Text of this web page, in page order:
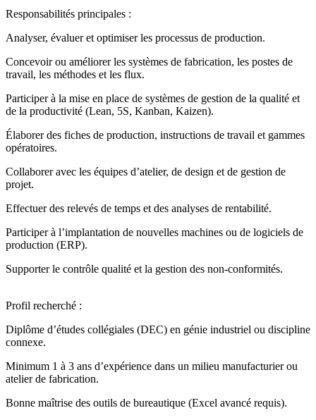
Responsabilités principales :
Analyser, évaluer et optimiser les processus de production.
Concevoir ou améliorer les systèmes de fabrication, les postes de
travail, les méthodes et les flux.
Participer à la mise en place de systèmes de gestion de la qualité et
de la productivité (Lean, 5S, Kanban, Kaizen).
Élaborer des fiches de production, instructions de travail et gammes
opératoires.
Collaborer avec les équipes d’atelier, de design et de gestion de
projet.
Effectuer des relevés de temps et des analyses de rentabilité.
Participer à l’implantation de nouvelles machines ou de logiciels de
production (ERP).
Supporter le contrôle qualité et la gestion des non-conformités.
Profil recherché :
Diplôme d’études collégiales (DEC) en génie industriel ou discipline
connexe.
Minimum 1 à 3 ans d’expérience dans un milieu manufacturier ou
atelier de fabrication.
Bonne maîtrise des outils de bureautique (Excel avancé requis).